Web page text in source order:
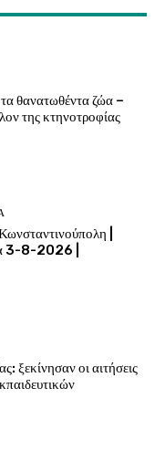
θανατωθέντα ζώα –
της κτηνοτροφίας
|
3-8-2026 |
ξεκίνησαν οι αιτήσεις